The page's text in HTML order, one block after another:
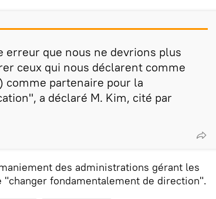
erreur que nous ne devrions plus
ceux qui nous déclarent comme
comme partenaire pour la
a déclaré M. Kim, cité par
des administrations gérant les
"changer fondamentalement de direction".